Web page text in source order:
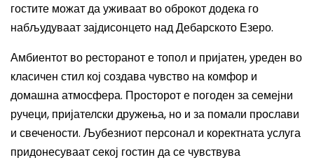
гостите можат да уживаат во оброкот додека го
набљудуваат зајдисонцето над Дебарското Езеро.
Амбиентот во ресторанот е топол и пријатен, уреден во
класичен стил кој создава чувство на комфор и
домашна атмосфера. Просторот е погоден за семејни
ручеци, пријателски дружења, но и за помали прослави
и свечености. Љубезниот персонал и коректната услуга
придонесуваат секој гостин да се чувствува